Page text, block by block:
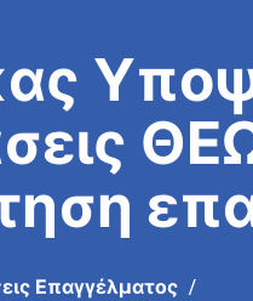
Επαγγέλματος